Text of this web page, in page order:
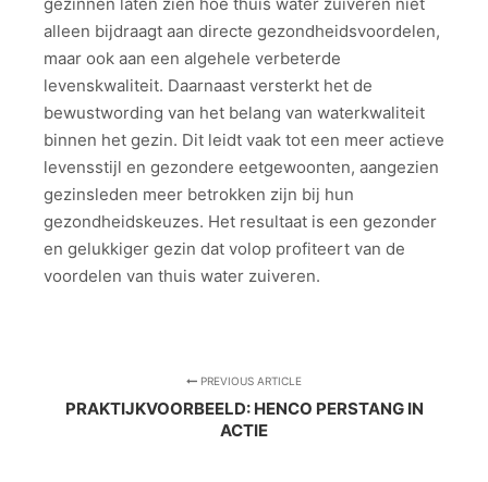
alleen bijdraagt aan directe gezondheidsvoordelen,
maar ook aan een algehele verbeterde
levenskwaliteit. Daarnaast versterkt het de
bewustwording van het belang van waterkwaliteit
binnen het gezin. Dit leidt vaak tot een meer actieve
levensstijl en gezondere eetgewoonten, aangezien
gezinsleden meer betrokken zijn bij hun
gezondheidskeuzes. Het resultaat is een gezonder
en gelukkiger gezin dat volop profiteert van de
voordelen van thuis water zuiveren.
PREVIOUS ARTICLE
PRAKTIJKVOORBEELD: HENCO PERSTANG IN
ACTIE